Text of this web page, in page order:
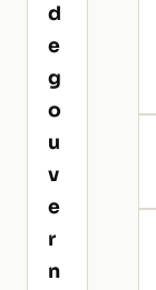
d
e
g
o
u
v
e
r
n